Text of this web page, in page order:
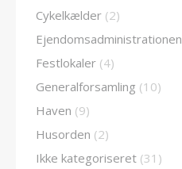
Cykelkælder (2)
Ejendomsadministrationen
Festlokaler (4)
Generalforsamling (10)
Haven (9)
Husorden (2)
Ikke kategoriseret (31)